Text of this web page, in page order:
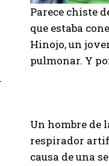
Parece chiste
que estaba
Hinojo, un
pulmonar. Y
Un hombre de
respirador
causa de una